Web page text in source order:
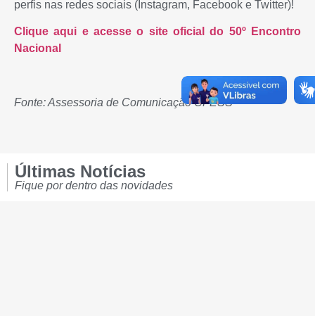
perfis nas redes sociais (Instagram, Facebook e Twitter)!
Clique aqui e acesse o site oficial do 50º Encontro
Nacional
Fonte: Assessoria de Comunicação CFESS
Últimas Notícias
Fique por dentro das novidades